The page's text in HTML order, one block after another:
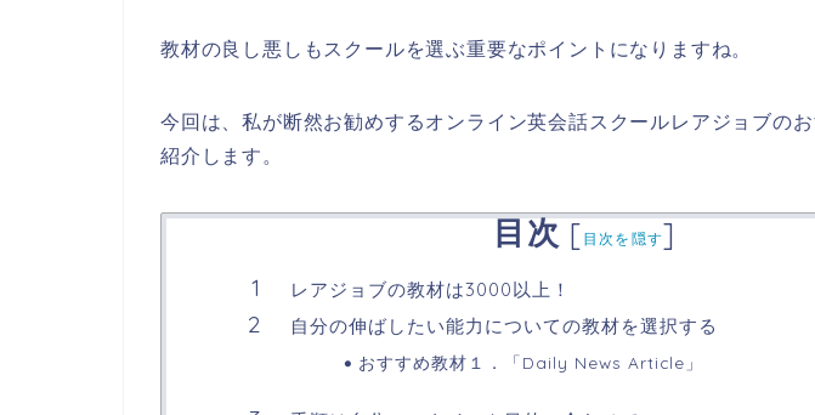
教材の良し悪しもスクールを選ぶ重要なポイントになりますね。
今回は、私が断然お勧めするオンライン英会話スクールレアジョブの
紹介します。
目次 [ 目次を隠す]
レアジョブの教材は3000以上！
自分の伸ばしたい能力についての教材を選択する
おすすめ教材１．「Daily News Article」